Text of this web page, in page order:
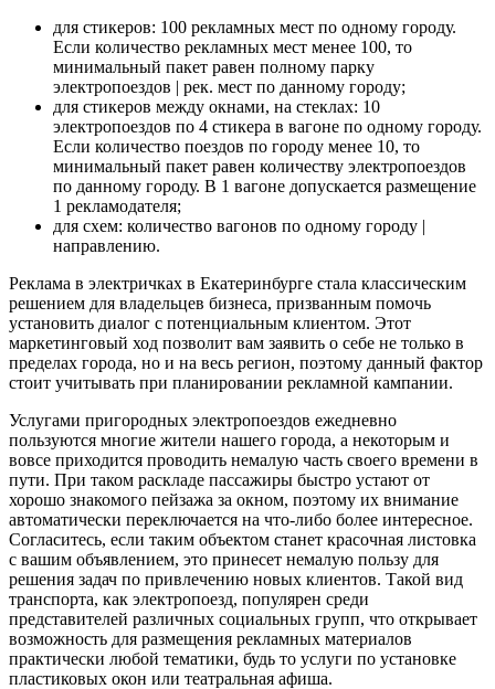
для стикеров: 100 рекламных мест по одному городу.
Если количество рекламных мест менее 100, то
минимальный пакет равен полному парку
электропоездов | рек. мест по данному городу;
для стикеров между окнами, на стеклах: 10
электропоездов по 4 стикера в вагоне по одному городу.
Если количество поездов по городу менее 10, то
минимальный пакет равен количеству электропоездов
по данному городу. В 1 вагоне допускается размещение
1 рекламодателя;
для схем: количество вагонов по одному городу |
направлению.
Реклама в электричках в Екатеринбурге стала классическим
решением для владельцев бизнеса, призванным помочь
установить диалог с потенциальным клиентом. Этот
маркетинговый ход позволит вам заявить о себе не только в
пределах города, но и на весь регион, поэтому данный фактор
стоит учитывать при планировании рекламной кампании.
Услугами пригородных электропоездов ежедневно
пользуются многие жители нашего города, а некоторым и
вовсе приходится проводить немалую часть своего времени в
пути. При таком раскладе пассажиры быстро устают от
хорошо знакомого пейзажа за окном, поэтому их внимание
автоматически переключается на что-либо более интересное.
Согласитесь, если таким объектом станет красочная листовка
с вашим объявлением, это принесет немалую пользу для
решения задач по привлечению новых клиентов. Такой вид
транспорта, как электропоезд, популярен среди
представителей различных социальных групп, что открывает
возможность для размещения рекламных материалов
практически любой тематики, будь то услуги по установке
пластиковых окон или театральная афиша.